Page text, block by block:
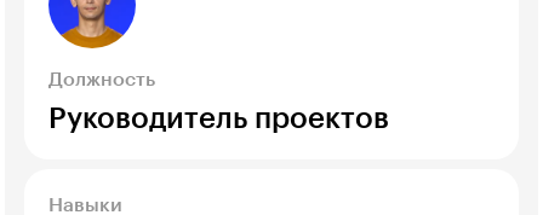
Должность
Руководитель проектов
Навыки